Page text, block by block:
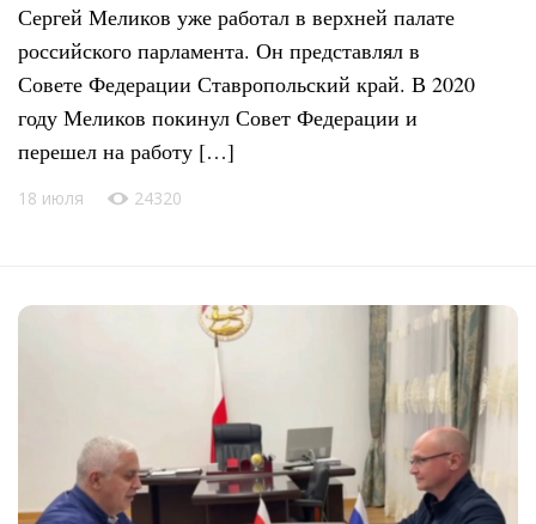
Сергей Меликов уже работал в верхней палате
российского парламента. Он представлял в
Совете Федерации Ставропольский край. В 2020
году Меликов покинул Совет Федерации и
перешел на работу […]
18 июля 24320